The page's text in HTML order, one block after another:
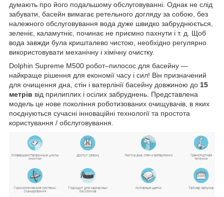
думають про його подальшому обслуговуванні. Однак не слід
забувати, басейн вимагає ретельного догляду за собою, без
належного обслуговування вода дуже швидко забруднюється,
зеленіє, каламутніє, починає не приємно пахнути і т. д. Щоб
вода завжди була кришталево чистою, необхідно регулярно
використовувати механічну і хімічну очистку.
Dolphin Supreme M500 робот–пилосос для басейну —
найкраще рішення для економії часу і сил! Він призначений
для очищення дна, стін і ватерлінії басейну довжиною до 15
метрів від прилиплих і осілих забруднень. Представлена
модель це нове покоління роботизованих очищувачів, в яких
поєднуються сучасні інноваційні технології та простота
користування / обслуговування.